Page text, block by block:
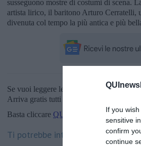
If you
sensitive
confirm
continue
susseguono mostre di costumi di scena.
artista lirico, il baritono Arturo Cerratelli,
divenuta col tempo la più antica e più
Se vuoi leggere le notizie principali della
Arriva gratis tutti i giorni alle 20:00
Basta cliccare QUI
Ti potrebbe interessare anche: